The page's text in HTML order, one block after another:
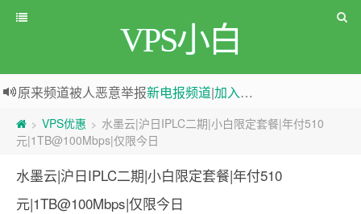
VPS小白
原来频道被人恶意举报新电报频道|加入电报群
greenwebpage|香港|日本|新加坡|美国等多地vps测评|移动直连|1Gbps带宽|年付€29
> VPS优惠 > 水墨云|沪日IPLC二期|小白限定套餐|年付510
元|1TB@100Mbps|仅限今日
水墨云|沪日IPLC二期|小白限定套餐|年付510
元|1TB@100Mbps|仅限今日